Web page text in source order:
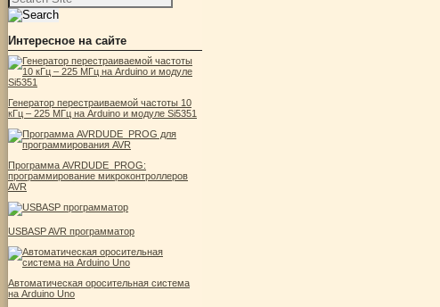
Интересное на сайте
Генератор перестраиваемой частоты 10
кГц – 225 МГц на Arduino и модуле Si5351
Программа AVRDUDE_PROG:
программирование микроконтроллеров
AVR
USBASP AVR программатор
Автоматическая оросительная система
на Arduino Uno